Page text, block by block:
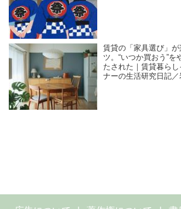
賃貸の「家具選び」
ツ。“いつか買おう”を
たされた｜賃貸暮ら
ナーの生活研究日記